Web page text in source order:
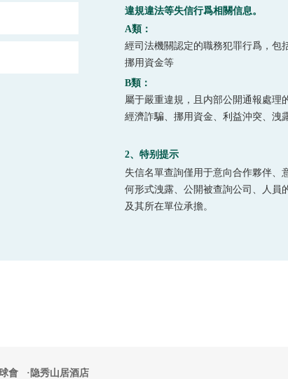
違規違法等失信行爲相關信息。
A類：
經司法機關認定的職務犯罪行爲，包
挪用資金等
B類：
屬于嚴重違規，且内部公開通報處理
經濟詐騙、挪用資金、利益沖突、洩
2、特别提示
失信名單查詢僅用于意向合作夥伴、
何形式洩露、公開被查詢公司、人員
及其所在單位承擔。
會 · 隐秀山居酒店